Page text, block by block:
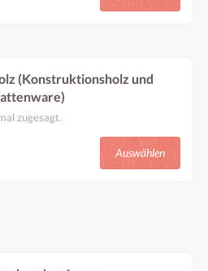
(Konstruktionsholz und
zugesagt.
und Plattenware sind die
für modulare Bauten, Möbel,
und Werkstatteinrichtungen – ohne
Auswählen